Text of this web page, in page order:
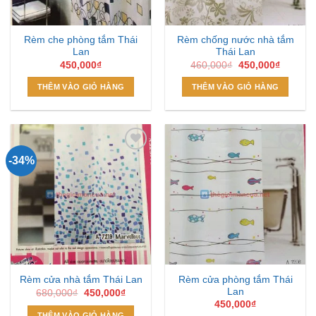
Rèm che phòng tắm Thái
Lan
450,000₫
THÊM VÀO GIỎ HÀNG
Rèm chống nước nhà tắm
Thái Lan
460,000₫ Giá
là:
460,000₫.
450,000₫Giá
THÊM VÀO GIỎ HÀNG
-34%
Add to
Wishlist
Rèm cửa nhà tắm Thái Lan
680,000₫ Giá
là:
450,000₫Giá
Add to
Wishlist
Rèm cửa phòng tắm Thái
Lan
450,000₫